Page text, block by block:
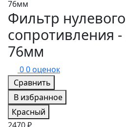
Фильтр нулевого
сопротивления -
76мм
00 оценок
Сравнить
В избранное
Красный